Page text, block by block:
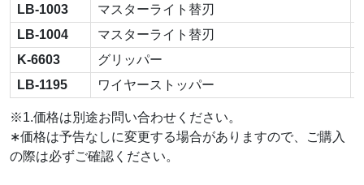
LB-1003
マスターライト替刃
LB-1004
マスターライト替刃
K-6603
グリッパー
LB-1195
ワイヤーストッパー
※1.価格は別途お問い合わせください。
∗価格は予告なしに変更する場合がありますので、ご購入
の際は必ずご確認ください。